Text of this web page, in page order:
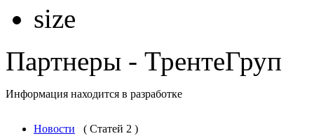
Партнеры - ТрентеГруп
Информация находится в разработке
Новости ( Статей 2 )